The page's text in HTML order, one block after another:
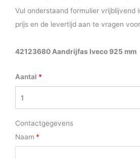
Vul onderstaand formulier vrijblijvend
prijs en de levertijd aan te vragen
42123680 Aandrijfas Iveco 925 mm
Aantal
Contactgegevens
Naam